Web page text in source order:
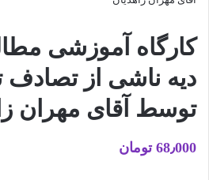
کارگاه آموزشی
دیه ناشی از
توسط آقای مهران
68٫000 تومان